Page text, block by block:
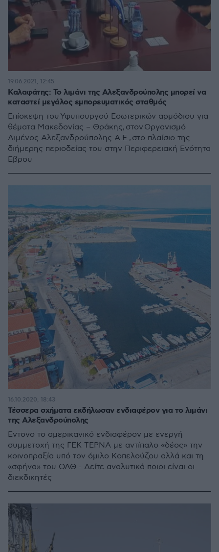
Καλαφάτης: Το λιμάνι της Αλεξανδρούπολης μπορεί να
καταστεί μεγάλος εμπορευματικός σταθμός
Επίσκεψη του Υφυπουργού Εσωτερικών αρμόδιου για
θέματα Μακεδονίας – Θράκης, στον Οργανισμό
Λιμένος Αλεξανδρούπολης Α.Ε., στο πλαίσιο της
διήμερης περιοδείας του στην Περιφερειακή Ενότητα
Έβρου
19.06.2021, 12:45
Τέσσερα σχήματα εκδήλωσαν ενδιαφέρον για το λιμάνι
της Αλεξανδρούπολης
Έντονο το αμερικανικό ενδιαφέρον με ενεργή
συμμετοχή της ΓΕΚ ΤΕΡΝΑ με αντίπαλο «δέος» την
κοινοπραξία υπό τον όμιλο Κοπελούζου αλλά και τη
«σφήνα» του ΟΛΘ - Δείτε αναλυτικά ποιοι είναι οι
διεκδικητές
16.10.2020, 18:43